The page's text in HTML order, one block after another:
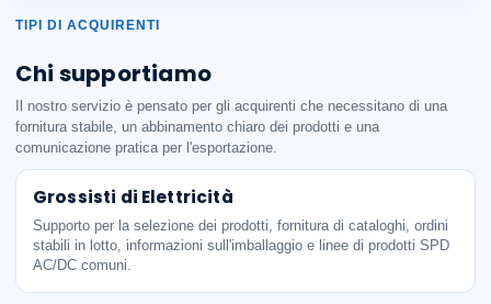
TIPI DI ACQUIRENTI
Chi supportiamo
Il nostro servizio è pensato per gli acquirenti che necessitano di una
fornitura stabile, un abbinamento chiaro dei prodotti e una
comunicazione pratica per l'esportazione.
Grossisti di Elettricità
Supporto per la selezione dei prodotti, fornitura di cataloghi, ordini
stabili in lotto, informazioni sull'imballaggio e linee di prodotti SPD
AC/DC comuni.